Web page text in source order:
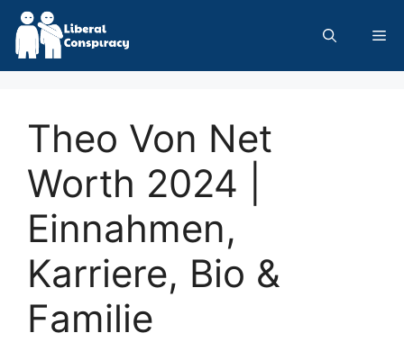
Skip
content
Theo Von Net
Worth 2024 |
Einnahmen,
Karriere, Bio &
Familie